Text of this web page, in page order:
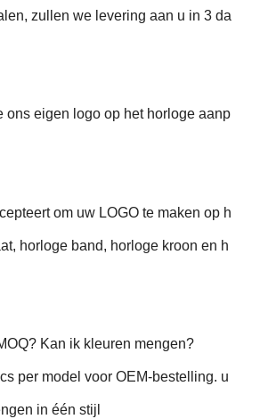
zullen we levering aan u in 3 da
ons eigen logo op het horloge aanp
om uw LOGO te maken op h
horloge band, horloge kroon en h
Kan ik kleuren mengen?
per model voor OEM-bestelling. u
in één stijl